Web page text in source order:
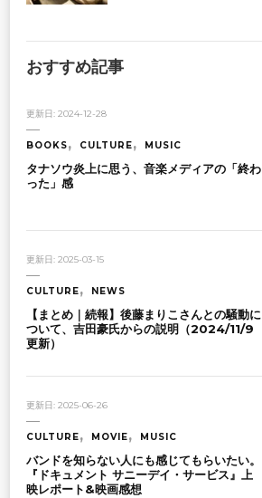
おすすめ記事
更新日: 2024-12-28
BOOKS CULTURE MUSIC
タナソウ炎上に思う、音楽メディアの「終わ
った」感
更新日: 2025-03-15
CULTURE NEWS
【まとめ｜続報】後藤まりこさんとの騒動に
ついて、吉田豪氏からの説明（2024/11/9
更新）
更新日: 2025-06-26
CULTURE MOVIE MUSIC
バンドを知らない人にも感じてもらいたい。
『ドキュメント サニーデイ・サービス』上
映レポート&映画感想